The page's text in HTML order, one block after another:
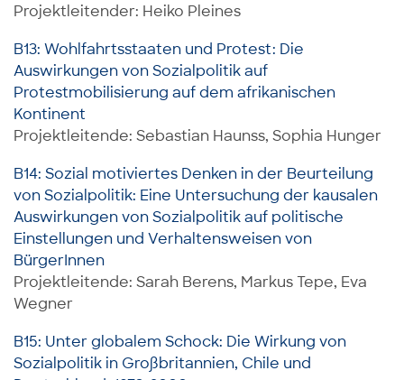
Projektleitender: Heiko Pleines
B13: Wohlfahrtsstaaten und Protest: Die
Auswirkungen von Sozialpolitik auf
Protestmobilisierung auf dem afrikanischen
Kontinent
Projektleitende: Sebastian Haunss, Sophia Hunger
B14: Sozial motiviertes Denken in der Beurteilung
von Sozialpolitik: Eine Untersuchung der kausalen
Auswirkungen von Sozialpolitik auf politische
Einstellungen und Verhaltensweisen von
BürgerInnen
Projektleitende: Sarah Berens, Markus Tepe, Eva
Wegner
B15: Unter globalem Schock: Die Wirkung von
Sozialpolitik in Großbritannien, Chile und